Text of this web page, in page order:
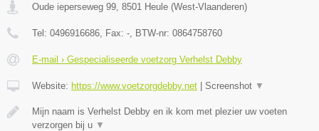
Oude ieperseweg 99 8501 Heule (West-Vlaanderen)
Tel: 0496916686 , Fax: - , BTW-nr: 0864758760
E-mail › Gespecialiseerde voetzorg Verhelst Debby
Website: https://www.voetzorgdebby.net Screenshot ▼
Mijn naam is Verhelst Debby en ik kom met plezier uw voeten
verzorgen bij u ▼